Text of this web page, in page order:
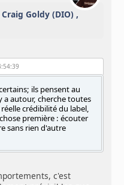
Craig Goldy (DIO) ,
ils pensent au
a autour, cherche toutes
crédibilité du label,
première : écouter
sans rien d'autre
c'est